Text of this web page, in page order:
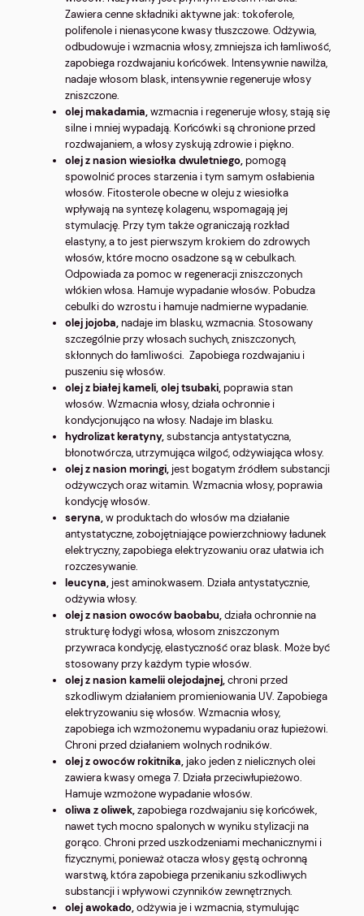
Zawiera cenne składniki aktywne jak: tokoferole,
polifenole i nienasycone kwasy tłuszczowe. Odżywia,
odbudowuje i wzmacnia włosy, zmniejsza ich łamliwość,
zapobiega rozdwajaniu końcówek. Intensywnie nawilża,
nadaje włosom blask, intensywnie regeneruje włosy
zniszczone.
olej makadamia,wzmacnia i regeneruje włosy, stają się
silne i mniej wypadają. Końcówki są chronione przed
rozdwajaniem, a włosy zyskują zdrowie i piękno.
olej z nasion wiesiołka dwuletniego,pomogą
spowolnić proces starzenia i tym samym osłabienia
włosów. Fitosterole obecne w oleju z wiesiołka
wpływają na syntezę kolagenu, wspomagają jej
stymulację. Przy tym także ograniczają rozkład
elastyny, a to jest pierwszym krokiem do zdrowych
włosów, które mocno osadzone są w cebulkach.
Odpowiada za pomoc w regeneracji zniszczonych
włókien włosa. Hamuje wypadanie włosów. Pobudza
cebulki do wzrostu i hamuje nadmierne wypadanie.
olej jojoba,nadaje im blasku, wzmacnia. Stosowany
szczególnie przy włosach suchych, zniszczonych,
skłonnych do łamliwości. Zapobiega rozdwajaniu i
puszeniu się włosów.
olej z białej kameli, olej tsubaki,poprawia stan
włosów. Wzmacnia włosy, działa ochronnie i
kondycjonująco na włosy. Nadaje im blasku.
hydrolizat keratyny,substancja antystatyczna,
błonotwórcza, utrzymująca wilgoć, odżywiająca włosy.
olej z nasion moringi, jest bogatym źródłem substancji
odżywczych oraz witamin. Wzmacnia włosy, poprawia
kondycję włosów.
seryna,w produktach do włosów ma działanie
antystatyczne, zobojętniające powierzchniowy ładunek
elektryczny, zapobiega elektryzowaniu oraz ułatwia ich
rozczesywanie.
leucyna, jest aminokwasem. Działa antystatycznie,
odżywia włosy.
olej z nasion owoców baobabu,działa ochronnie na
strukturę łodygi włosa, włosom zniszczonym
przywraca kondycję, elastyczność oraz blask. Może być
stosowany przy każdym typie włosów.
olej z nasion kamelii olejodajnej,chroni przed
szkodliwym działaniem promieniowania UV. Zapobiega
elektryzowaniu się włosów. Wzmacnia włosy,
zapobiega ich wzmożonemu wypadaniu oraz łupieżowi.
Chroni przed działaniem wolnych rodników.
olej z owoców rokitnika, jako jeden z nielicznych olei
zawiera kwasy omega 7. Działa przeciwłupieżowo.
Hamuje wzmożone wypadanie włosów.
oliwa z oliwek,zapobiega rozdwajaniu się końcówek,
nawet tych mocno spalonych w wyniku stylizacji na
gorąco. Chroni przed uszkodzeniami mechanicznymi i
fizycznymi, ponieważ otacza włosy gęstą ochronną
warstwą, która zapobiega przenikaniu szkodliwych
substancji i wpływowi czynników zewnętrznych.
olej awokado,odżywia je i wzmacnia, stymulując